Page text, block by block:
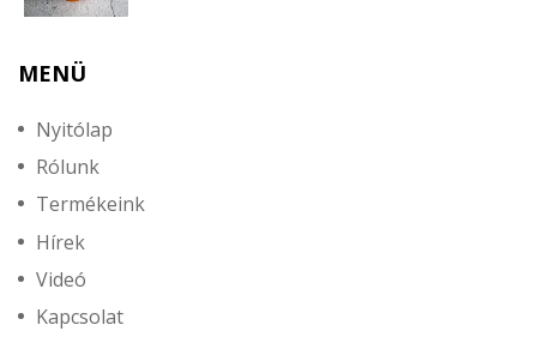
MENÜ
Nyitólap
Rólunk
Termékeink
Hírek
Videó
Kapcsolat